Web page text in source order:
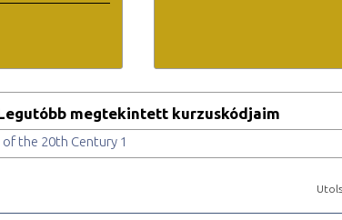
megtekintett kurzuskódjaim
of the 20th Century 1